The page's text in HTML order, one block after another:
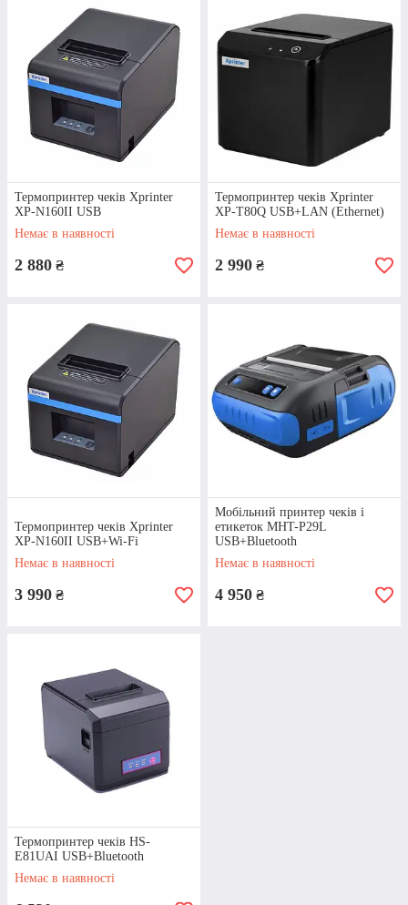
Прилад невеликого розміру, завдяки
чому легко поміститися у будь-якому
місці.
Детальнiше
Термопринтер HS-Е81USL
Універсальний прилад з розширеними
можливостями. Може друкувати на
Має 3 порти для різних видів
підключення до іншого обладнання:
LAN, USB, COM.
Як замовити чековий принтер у
нашому інтернет-магазині?
Термопринтер чеків Xprinter
XP-N160II USB
Немає в наявності
2 880 ₴
Термопринтер чеків Xprinter
XP-T80Q USB+LAN (Ethernet)
Немає в наявності
2 990 ₴
Термопринтер чеків Xprinter
XP-N160II USB+Wi-Fi
Немає в наявності
3 990 ₴
Мобільний принтер чеків і
етикеток MHT-P29L
USB+Bluetooth
Немає в наявності
4 950 ₴
Термопринтер чеків HS-
E81UAI USB+Bluetooth
Немає в наявності